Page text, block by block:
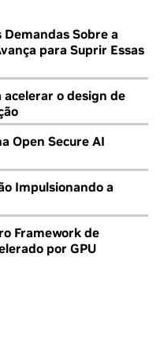
Sobre a
para Suprir Essas
acelerar o design de
Open Secure AI
Impulsionando a
Framework de
por GPU